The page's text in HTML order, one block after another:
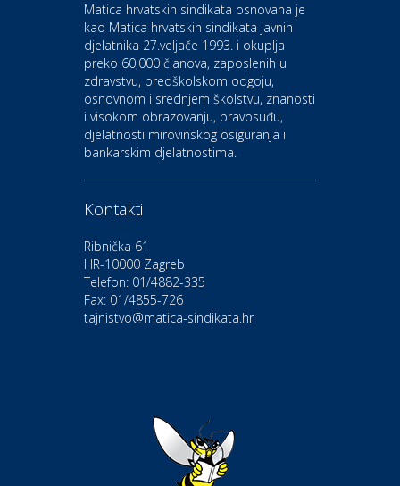
Bistrica
Auto-moto i tehnika
CIAK Auto d.o.o.
Kultura i edukacija
Kazalište Gavella
Moda i ljepota
Gastro
Hotel Bunčić Vrbovec
Izletište i vinotočje VINIA
Matica hrvatskih sindikata osnovana je
kao Matica hrvatskih sindikata javnih
djelatnika 27.veljače 1993. i okuplja
preko 60,000 članova, zaposlenih u
zdravstvu, predškolskom odgoju,
osnovnom i srednjem školstvu, znanosti
i visokom obrazovanju, pravosuđu,
djelatnosti mirovinskog osiguranja i
bankarskim djelatnostima.
Kontakti
Ribnička 61
HR-10000 Zagreb
Telefon: 01/4882-335
Fax: 01/4855-726
tajnistvo@matica-sindikata.hr